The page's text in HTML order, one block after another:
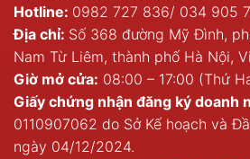
Hotline: 0982 727 836/ 034 905
Địa chỉ: Số 368 đường Mỹ Đình,
Nam Từ Liêm, thành phố Hà Nội,
Giờ mở cửa: 08:00 – 17:00 (Thứ
Giấy chứng nhận đăng ký doanh
0110907062 do Sở Kế hoạch và
ngày 04/12/2024.